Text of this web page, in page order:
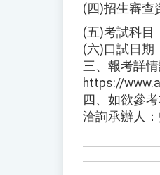
(四)招生審查
(五)考試科目
(六)口試日期
三、報考詳
https://
四、如欲參
洽詢承辦人